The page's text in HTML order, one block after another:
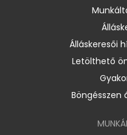
Álláskeresői
Letölthető
Böngésszen